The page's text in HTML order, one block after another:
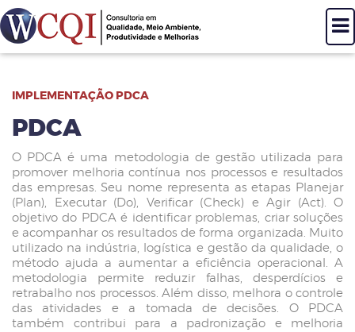
IMPLEMENTAÇÃO PDCA
PDCA
O PDCA é uma metodologia de gestão utilizada para
promover melhoria contínua nos processos e resultados
das empresas. Seu nome representa as etapas Planejar
(Plan), Executar (Do), Verificar (Check) e Agir (Act). O
objetivo do PDCA é identificar problemas, criar soluções
e acompanhar os resultados de forma organizada. Muito
utilizado na indústria, logística e gestão da qualidade, o
método ajuda a aumentar a eficiência operacional. A
metodologia permite reduzir falhas, desperdícios e
retrabalho nos processos. Além disso, melhora o controle
das atividades e a tomada de decisões. O PDCA
também contribui para a padronização e melhoria